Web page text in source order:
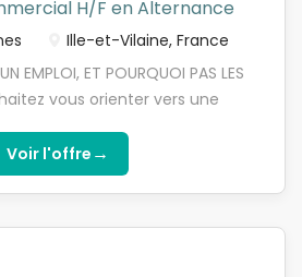
SAV / gestion des DRG -
de pièces chez les
à la gestion de stock de
au secrétariat administratif :
des factures achats
et pièces...
H/F en Alternance
Ille-et-Vilaine, France
EMPLOI, ET POURQUOI PAS LES
vous orienter vers une
en alternance le MBA
et Entrepreneuriat au
partenaire. Durant votre
Voir l'offre →